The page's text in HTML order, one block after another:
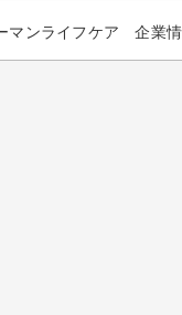
マンライフケア 企業